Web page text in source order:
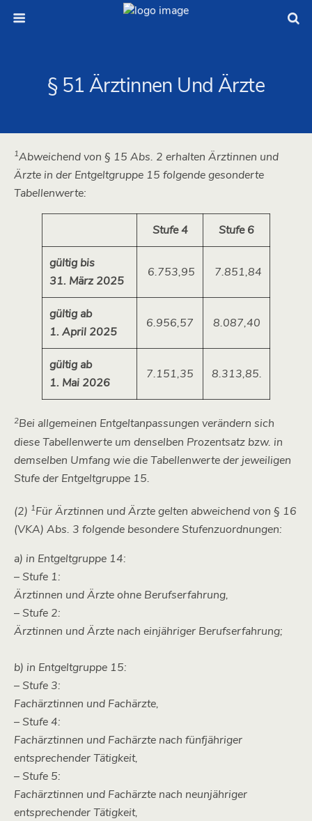
§ 51 Ärztinnen Und Ärzte
1Abweichend von § 15 Abs. 2 erhalten Ärztinnen und
Ärzte in der Entgeltgruppe 15 folgende gesonderte
Tabellenwerte:
Stufe 4 Stufe 6
gültig bis
31. März 2025
6.753,95 7.851,84
gültig ab
1. April 2025
6.956,57 8.087,40
gültig ab
1. Mai 2026
7.151,35 8.313,85.
2Bei allgemeinen Entgeltanpassungen verändern sich
diese Tabellenwerte um denselben Prozentsatz bzw. in
demselben Umfang wie die Tabellenwerte der jeweiligen
Stufe der Entgeltgruppe 15.
(2) 1Für Ärztinnen und Ärzte gelten abweichend von § 16
(VKA) Abs. 3 folgende besondere Stufenzuordnungen:
a) in Entgeltgruppe 14:
– Stufe 1:
Ärztinnen und Ärzte ohne Berufserfahrung,
– Stufe 2:
Ärztinnen und Ärzte nach einjähriger Berufserfahrung;
b) in Entgeltgruppe 15:
– Stufe 3:
Fachärztinnen und Fachärzte,
– Stufe 4:
Fachärztinnen und Fachärzte nach fünfjähriger
entsprechender Tätigkeit,
– Stufe 5:
Fachärztinnen und Fachärzte nach neunjähriger
entsprechender Tätigkeit,